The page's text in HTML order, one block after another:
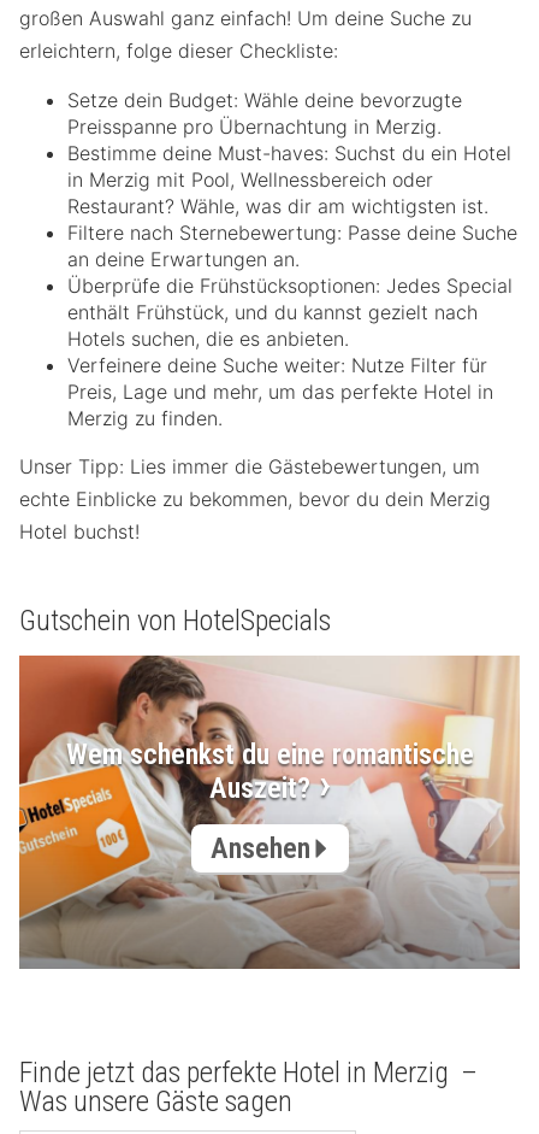
großen Auswahl ganz einfach! Um deine Suche zu
erleichtern, folge dieser Checkliste:
Setze dein Budget: Wähle deine bevorzugte
Preisspanne pro Übernachtung in Merzig.
Bestimme deine Must-haves: Suchst du ein Hotel
in Merzig mit Pool, Wellnessbereich oder
Restaurant? Wähle, was dir am wichtigsten ist.
Filtere nach Sternebewertung: Passe deine Suche
an deine Erwartungen an.
Überprüfe die Frühstücksoptionen: Jedes Special
enthält Frühstück, und du kannst gezielt nach
Hotels suchen, die es anbieten.
Verfeinere deine Suche weiter: Nutze Filter für
Preis, Lage und mehr, um das perfekte Hotel in
Merzig zu finden.
Unser Tipp: Lies immer die Gästebewertungen, um
echte Einblicke zu bekommen, bevor du dein Merzig
Hotel buchst!
Gutschein von HotelSpecials
Wem schenkst du eine romantische
Auszeit?
Ansehen
Finde jetzt das perfekte Hotel in Merzig –
Was unsere Gäste sagen